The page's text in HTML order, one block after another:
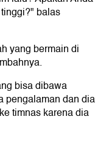
balas
yang bermain di
bisa dibawa
pengalaman dan dia
timnas karena dia